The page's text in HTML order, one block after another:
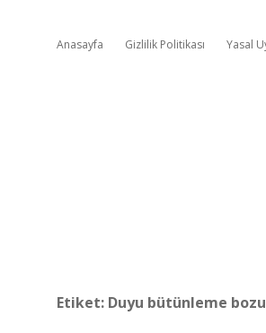
Anasayfa Gizlilik Politikası Yasal
Etiket: Duyu bütünleme